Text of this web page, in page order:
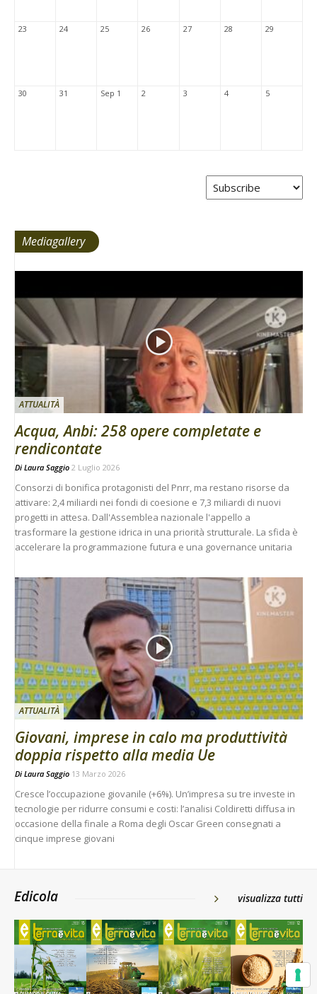
23 24 25 26 27 28 29
30 31 Sep 1 2 3 4 5
Mediagallery
ATTUALITÀ
Acqua, Anbi: 258 opere completate e
rendicontate
Di Laura Saggio 2 Luglio 2026
Consorzi di bonifica protagonisti del Pnrr, ma restano risorse da
attivare: 2,4 miliardi nei fondi di coesione e 7,3 miliardi di nuovi
progetti in attesa. Dall'Assemblea nazionale l'appello a
trasformare la gestione idrica in una priorità strutturale. La sfida è
accelerare la programmazione futura e una governance unitaria
ATTUALITÀ
Giovani, imprese in calo ma produttività
doppia rispetto alla media Ue
Di Laura Saggio 13 Marzo 2026
Cresce l’occupazione giovanile (+6%). Un’impresa su tre investe in
tecnologie per ridurre consumi e costi: l’analisi Coldiretti diffusa in
occasione della finale a Roma degli Oscar Green consegnati a
cinque imprese giovani
Edicola visualizza tutti